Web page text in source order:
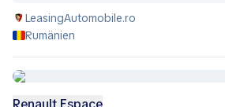
LeasingAutomobile.ro
Rumänien